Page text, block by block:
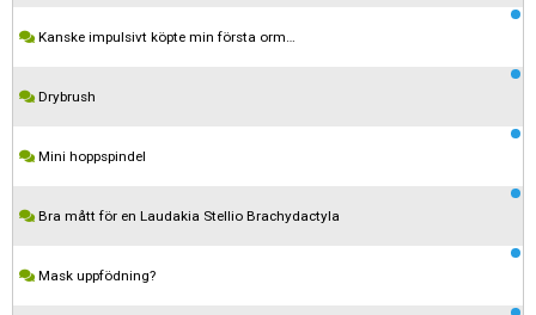
Kanske impulsivt köpte min första orm…
Drybrush
Mini hoppspindel
Bra mått för en Laudakia Stellio Brachydactyla
Mask uppfödning?